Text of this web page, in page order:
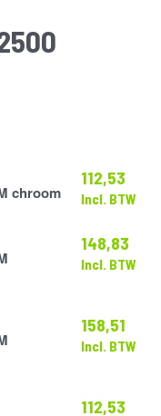
chroom
112,53
Incl. BTW
148,83
Incl. BTW
158,51
Incl. BTW
112,53